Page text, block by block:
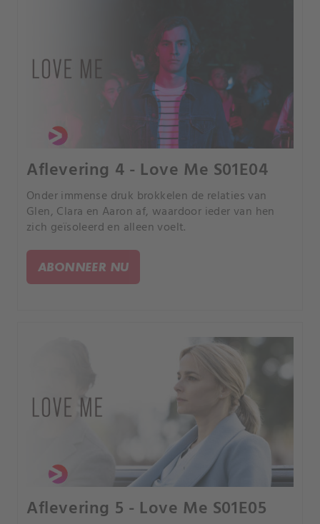
Aflevering 4 - Love Me S01E04
Onder immense druk brokkelen de relaties van
Glen, Clara en Aaron af, waardoor ieder van hen
zich geïsoleerd en alleen voelt.
ABONNEER NU
Aflevering 5 - Love Me S01E05